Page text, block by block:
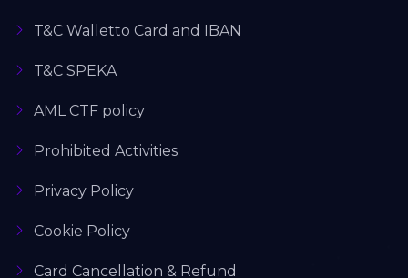
T&C Walletto Card and IBAN
T&C SPEKA
AML CTF policy
Prohibited Activities
Privacy Policy
Cookie Policy
Card Cancellation & Refund